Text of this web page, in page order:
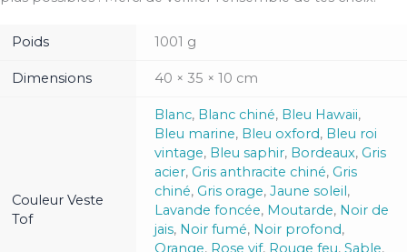
Poids 1001 g
Dimensions 40 × 35 × 10 cm
Couleur Veste
Tof
Blanc, Blanc chiné, Bleu Hawaii,
Bleu marine, Bleu oxford, Bleu roi
vintage, Bleu saphir, Bordeaux, Gris
acier, Gris anthracite chiné, Gris
chiné, Gris orage, Jaune soleil,
Lavande foncée, Moutarde, Noir de
jais, Noir fumé, Noir profond,
Orange, Rose vif, Rouge feu, Sable,